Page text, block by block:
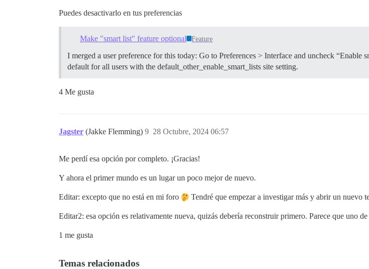
Puedes desactivarlo en tus preferencias
Make "smart list" feature optional Feature
I merged a user preference for this today: Go to Preferences > Interface and uncheck
default for all users with the default_other_enable_smart_lists site setting.
4 Me gusta
Jagster (Jakke Flemming) 28 Octubre, 2024 06:57
9
Me perdí esa opción por completo. ¡Gracias!
Y ahora el primer mundo es un lugar un poco mejor de nuevo.
Editar: excepto que no está en mi foro Tendré que empezar a investigar más y abrir un nuevo
Editar2: esa opción es relativamente nueva, quizás debería reconstruir primero. Parece que uno
1 me gusta
Temas relacionados